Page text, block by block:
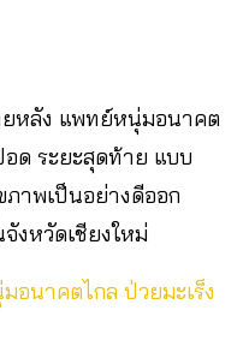
ยหลัง แพทย์หนุ่มอนาคต
ด ระยะสุดท้าย แบบ
าพเป็นอย่างดีออก
งหวัดเชียงใหม่
อนาคตไกล ป่วยมะเร็ง